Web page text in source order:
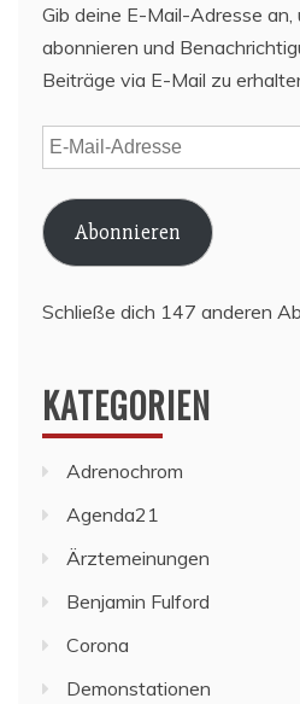
Gib deine E-Mail-Adresse an,
abonnieren und
Beiträge via E-Mail zu
E-
Mail-
Adresse
Abonnieren
Schließe dich 147 anderen
KATEGORIEN
Adrenochrom
Agenda21
Ärztemeinungen
Benjamin Fulford
Corona
Demonstationen